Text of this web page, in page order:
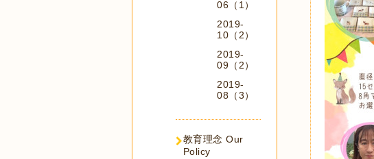
06（1）
2019-
10（2）
2019-
09（2）
2019-
08（3）
教育理念 Our
Policy